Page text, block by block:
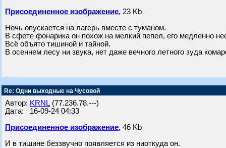
Присоединенное изображение, 23 Kb
Ночь опускается на лагерь вместе с туманом.
В сфете фонарика он похож на мелкий пепел, его медленно
Всё объято тишиной и тайной.
В осеннем лесу ни звука, нет даже вечного летного зуда
Re: Одни выходные на Чусовой
Автор: KRNL (77.236.78.---)
Дата: 16-09-24 04:33
Присоединенное изображение, 46 Kb
И в тишине беззвучно появляется из ниоткуда он.